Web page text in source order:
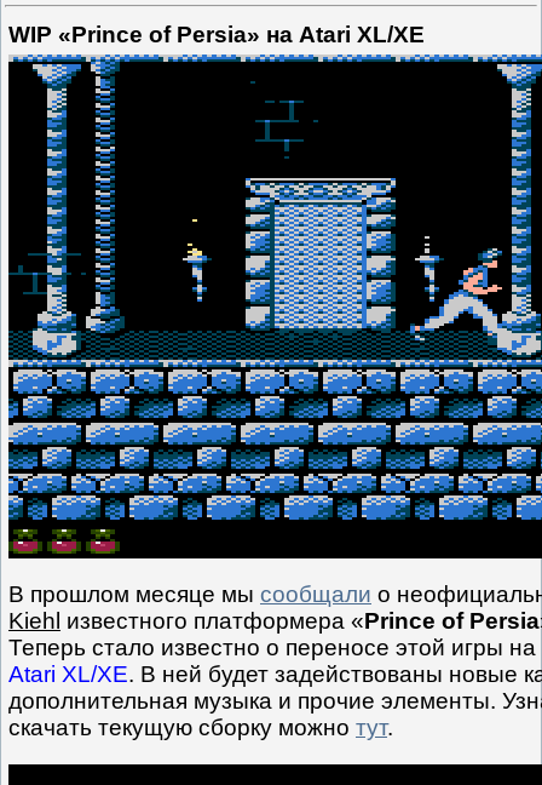
WIP «Prince of Persia» на Atari XL/XE
В прошлом месяце мы сообщали о
Kiehl известного платформера «Prince of Persia
Теперь стало известно о переносе этой игры
Atari XL/XE. В ней будет задействованы новые
дополнительная музыка и прочие элементы.
скачать текущую сборку можно тут.